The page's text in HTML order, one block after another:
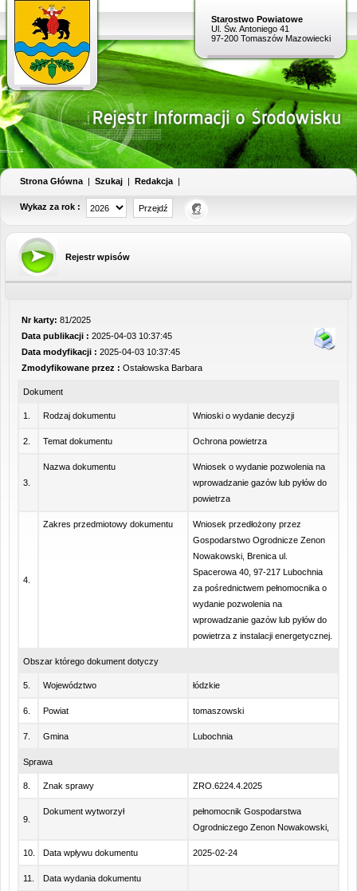
Starostwo Powiatowe
Ul. Św. Antoniego 41
97-200 Tomaszów Mazowiecki
Strona Główna | Szukaj | Redakcja |
Wykaz za rok :
Rejestr wpisów
Nr karty: 81/2025
Data publikacji : 2025-04-03 10:37:45
Data modyfikacji : 2025-04-03 10:37:45
Zmodyfikowane przez : Ostałowska Barbara
Dokument
1. Rodzaj dokumentu Wnioski o wydanie decyzji
2. Temat dokumentu Ochrona powietrza
3.
Nazwa dokumentu
Wniosek o wydanie pozwolenia na
wprowadzanie gazów lub pyłów do
powietrza
4.
Zakres przedmiotowy dokumentu
Wniosek przedłożony przez
Gospodarstwo Ogrodnicze Zenon
Nowakowski, Brenica ul.
Spacerowa 40, 97-217 Lubochnia
za pośrednictwem pełnomocnika o
wydanie pozwolenia na
wprowadzanie gazów lub pyłów do
powietrza z instalacji energetycznej.
Obszar którego dokument dotyczy
5. Województwo łódzkie
6. Powiat tomaszowski
7. Gmina Lubochnia
Sprawa
8. Znak sprawy ZRO.6224.4.2025
9.
Dokument wytworzył
pełnomocnik Gospodarstwa
Ogrodniczego Zenon Nowakowski,
10. Data wpływu dokumentu 2025-02-24
11. Data wydania dokumentu